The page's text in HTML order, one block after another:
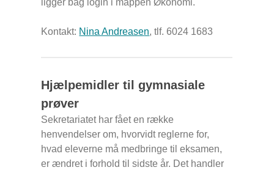
ligger bag login i mappen Økonomi.
Kontakt: Nina Andreasen, tlf. 6024 1683
Hjælpemidler til gymnasiale
prøver
Sekretariatet har fået en række
henvendelser om, hvorvidt reglerne for,
hvad eleverne må medbringe til eksamen,
er ændret i forhold til sidste år. Det handler